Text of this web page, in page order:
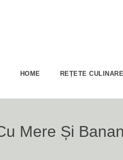
HOME REȚETE CULINARE
Mere Și